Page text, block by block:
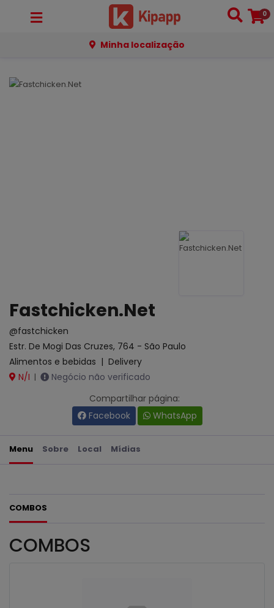
0
Minha localização
Fastchicken.Net
@fastchicken
Estr. De Mogi Das Cruzes, 764 - São Paulo
Alimentos e bebidas | Delivery
N/I |
Negócio não verificado
Compartilhar página:
Facebook
WhatsApp
Menu Sobre Local Mídias
COMBOS
COMBOS